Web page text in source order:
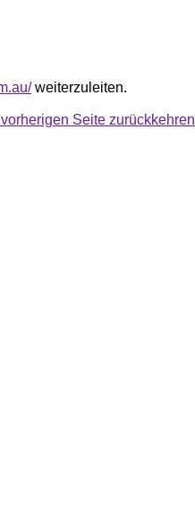
weiterzuleiten.
Seite zurückkehren